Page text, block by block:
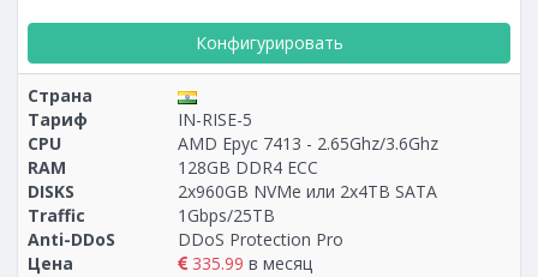
Конфигурировать
Страна
Тариф
IN-RISE-5
CPU
AMD Epyc 7413 - 2.65Ghz/3.6Ghz
RAM
128GB DDR4 ECC
DISKS
2х960GB NVMe или 2x4TB SATA
Traffic
1Gbps/25TB
Anti-DDoS
DDoS Protection Pro
Цена
335.99 в месяц